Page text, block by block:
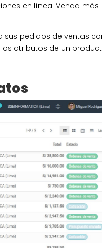
en línea. Venda más
sus pedidos de ventas
atributos de un